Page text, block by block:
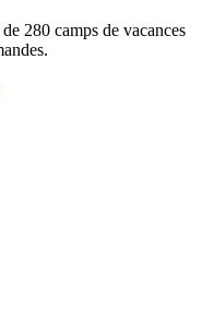
280 camps de vacances